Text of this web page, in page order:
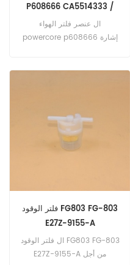
P608666 CA5514333 /
S9595 CP34360
090008626
ال عنصر فلتر الهواء
powercore p608666 إشارة
KHD agrotron 630 TTV
فلتر الوقود FG803 FG-803
E27Z-9155-A
ال فلتر الوقود FG803 FG-803
E27Z-9155-A من أجل